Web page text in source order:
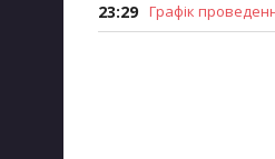
23:29 Графік